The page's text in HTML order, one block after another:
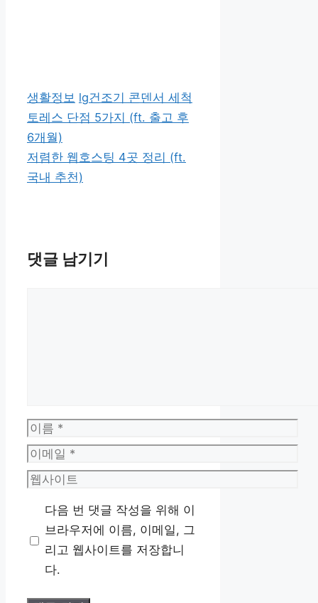
카
테
고
리
생활정보 태
그
lg건조기 콘덴서 세척
토레스 단점 5가지 (ft. 출고 후
6개월)
저렴한 웹호스팅 4곳 정리 (ft.
국내 추천)
댓글 남기기
이
름
이
메
일
웹
트
다음 번 댓글 작성을 위해 이
브라우저에 이름, 이메일, 그
리고 웹사이트를 저장합니
다.